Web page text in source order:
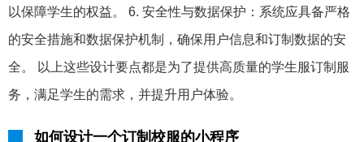
以保障学生的权益。 6. 安全性与数据保护：系统应具备严格
的安全措施和数据保护机制，确保用户信息和订制数据的安
全。 以上这些设计要点都是为了提供高质量的学生服订制服
务，满足学生的需求，并提升用户体验。
如何设计一个订制校服的小程序